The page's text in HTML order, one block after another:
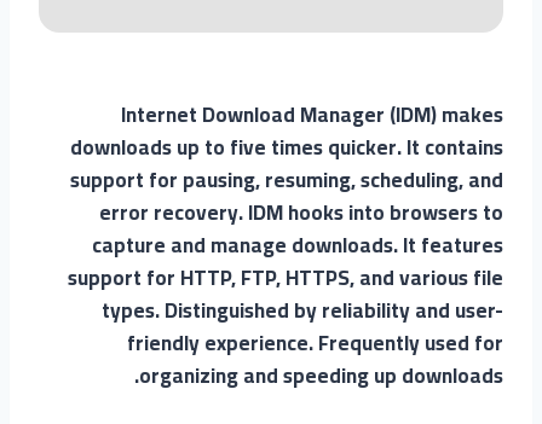
Internet Download Manager (IDM) makes
downloads up to five times quicker. It contains
support for pausing, resuming, scheduling, and
error recovery. IDM hooks into browsers to
capture and manage downloads. It features
support for HTTP, FTP, HTTPS, and various file
types. Distinguished by reliability and user-
friendly experience. Frequently used for
organizing and speeding up downloads.